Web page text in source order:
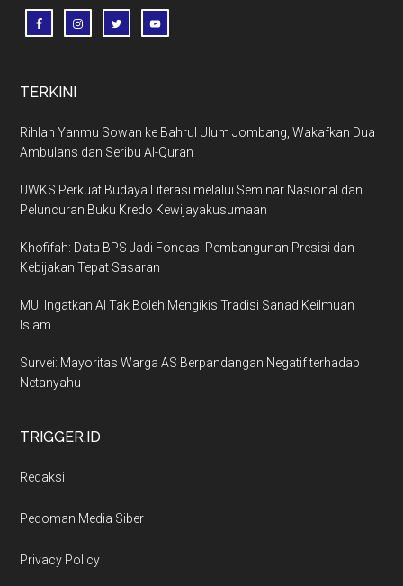
TERKINI
Rihlah Yanmu Sowan ke Bahrul Ulum Jombang, Wakafkan Dua
Ambulans dan Seribu Al-Quran
UWKS Perkuat Budaya Literasi melalui Seminar Nasional dan
Peluncuran Buku Kredo Kewijayakusumaan
Khofifah: Data BPS Jadi Fondasi Pembangunan Presisi dan
Kebijakan Tepat Sasaran
MUI Ingatkan AI Tak Boleh Mengikis Tradisi Sanad Keilmuan
Islam
Survei: Mayoritas Warga AS Berpandangan Negatif terhadap
Netanyahu
TRIGGER.ID
Redaksi
Pedoman Media Siber
Privacy Policy